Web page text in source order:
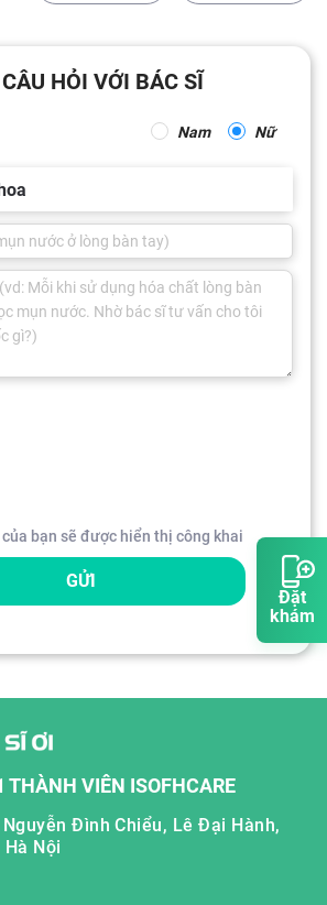
Đặt
khám
HỎI VỚI BÁC SĨ
Nam Nữ
bạn sẽ được hiển thị công khai
GỬI
THÀNH VIÊN ISOFHCARE
Đình Chiểu, Lê Đại Hành,
Nội